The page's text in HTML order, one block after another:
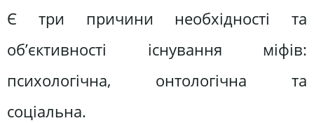
Є три причини необхідності та
об’єктивності існування міфів:
психологічна, онтологічна та
соціальна.